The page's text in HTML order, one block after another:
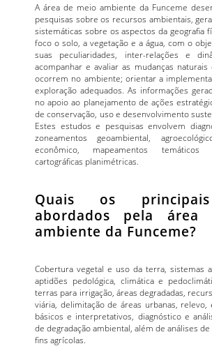
A área de meio ambiente da Funceme
pesquisas sobre os recursos ambientais,
sistemáticas sobre os aspectos da geografia
foco o solo, a vegetação e a água, com o
suas peculiaridades, inter-relações e
acompanhar e avaliar as mudanças
ocorrem no ambiente; orientar a
exploração adequados. As informações
no apoio ao planejamento de ações
de conservação, uso e desenvolvimento
Estes estudos e pesquisas envolvem
zoneamentos geoambiental,
econômico, mapeamentos temáticos
cartográficas planimétricas.
Quais os
abordados pela área
ambiente da Funceme?
Cobertura vegetal e uso da terra, sistemas
aptidões pedológica, climática e
terras para irrigação, áreas degradadas,
viária, delimitação de áreas urbanas, relevo,
básicos e interpretativos, diagnóstico e
de degradação ambiental, além de análises de
fins agrícolas.